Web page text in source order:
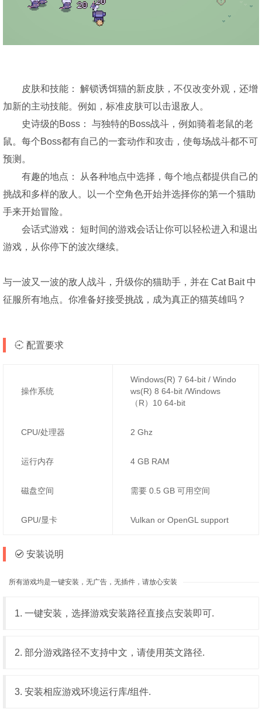
皮肤和技能： 解锁诱饵猫的新皮肤，不仅改变外观，还增
加新的主动技能。例如，标准皮肤可以击退敌人。
史诗级的Boss： 与独特的Boss战斗，例如骑着老鼠的老
鼠。每个Boss都有自己的一套动作和攻击，使每场战斗都不可
预测。
有趣的地点： 从各种地点中选择，每个地点都提供自己的
挑战和多样的敌人。以一个空角色开始并选择你的第一个猫助
手来开始冒险。
会话式游戏： 短时间的游戏会话让你可以轻松进入和退出
游戏，从你停下的波次继续。
与一波又一波的敌人战斗，升级你的猫助手，并在 Cat Bait 中
征服所有地点。你准备好接受挑战，成为真正的猫英雄吗？
配置要求
操作系统
Windows(R) 7 64-bit / Windo
ws(R) 8 64-bit /Windows
（R）10 64-bit
CPU/处理器 2 Ghz
运行内存 4 GB RAM
磁盘空间 需要 0.5 GB 可用空间
GPU/显卡 Vulkan or OpenGL support
安装说明
所有游戏均是一键安装，无广告，无插件，请放心安装
1. 一键安装，选择游戏安装路径直接点安装即可.
2. 部分游戏路径不支持中文，请使用英文路径.
3. 安装相应游戏环境运行库/组件.